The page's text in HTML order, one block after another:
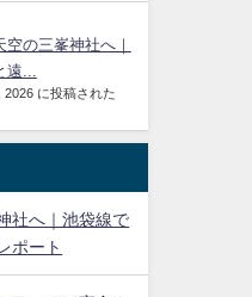
の三峯神社へ｜
...
2026 に投稿された
社へ｜池袋線で
ポート